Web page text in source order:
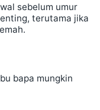
sebelum umur
terutama jika
bapa mungkin